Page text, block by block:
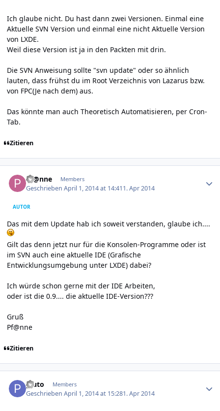
Ich glaube nicht. Du hast dann zwei Versionen. Einmal eine
Aktuelle SVN Version und einmal eine nicht Aktuelle Version
von LXDE.
Weil diese Version ist ja in den Packten mit drin.
Die SVN Anweisung sollte "svn update" oder so ähnlich
lauten, dass frühst du im Root Verzeichnis von Lazarus bzw.
von FPC(Je nach dem) aus.
Das könnte man auch Theoretisch Automatisieren, per Cron-
Tab.
Zitieren
Pf@nne Members
GeschriebenApril 1, 2014 at 14:411. Apr 2014
AUTOR
Das mit dem Update hab ich soweit verstanden, glaube ich....
Gilt das denn jetzt nur für die Konsolen-Programme oder ist
im SVN auch eine aktuelle IDE (Grafische
Entwicklungsumgebung unter LXDE) dabei?
Ich würde schon gerne mit der IDE Arbeiten,
oder ist die 0.9.... die aktuelle IDE-Version???
Gruß
Pf@nne
Zitieren
pluto Members
GeschriebenApril 1, 2014 at 15:281. Apr 2014